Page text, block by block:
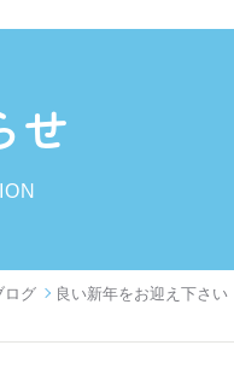
せ
ログ 良い新年をお迎え下さい